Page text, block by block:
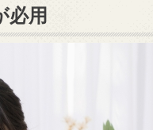
必用